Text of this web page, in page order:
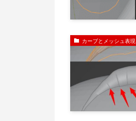
カーブとメッシュ表現